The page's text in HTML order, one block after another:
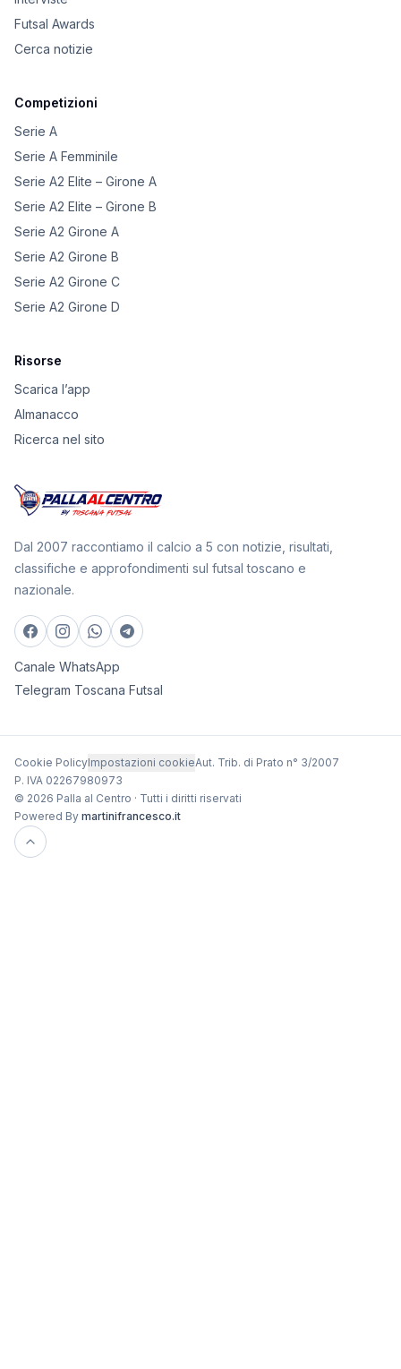
Futsal Awards
Cerca notizie
Competizioni
Serie A
Serie A Femminile
Serie A2 Elite – Girone A
Serie A2 Elite – Girone B
Serie A2 Girone A
Serie A2 Girone B
Serie A2 Girone C
Serie A2 Girone D
Risorse
Scarica l’app
Almanacco
Ricerca nel sito
Dal 2007 raccontiamo il calcio a 5 con notizie, risultati,
classifiche e approfondimenti sul futsal toscano e
nazionale.
Canale WhatsApp
Telegram Toscana Futsal
Cookie PolicyImpostazioni cookieAut. Trib. di Prato n° 3/2007
P. IVA 02267980973
© 2026 Palla al Centro · Tutti i diritti riservati
Powered By martinifrancesco.it